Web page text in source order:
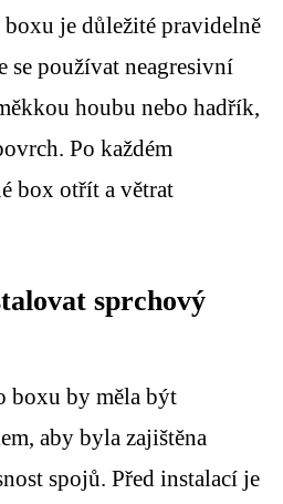
je důležité pravidelně
se používat neagresivní
houbu nebo hadřík,
Po každém
box otřít a větrat
sprchový
boxu by měla být
aby byla zajištěna
spojů. Před instalací je